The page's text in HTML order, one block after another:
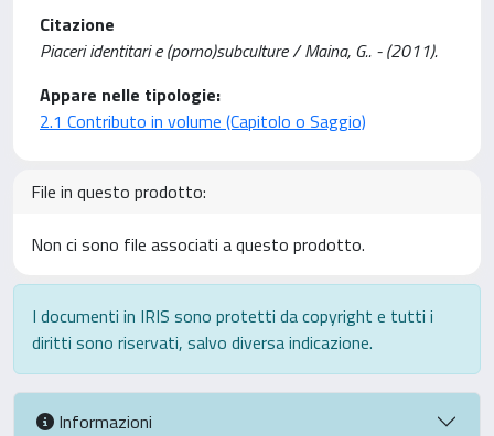
Citazione
Piaceri identitari e (porno)subculture / Maina, G.. - (2011).
Appare nelle tipologie:
2.1 Contributo in volume (Capitolo o Saggio)
File in questo prodotto:
Non ci sono file associati a questo prodotto.
I documenti in IRIS sono protetti da copyright e tutti i
diritti sono riservati, salvo diversa indicazione.
Informazioni